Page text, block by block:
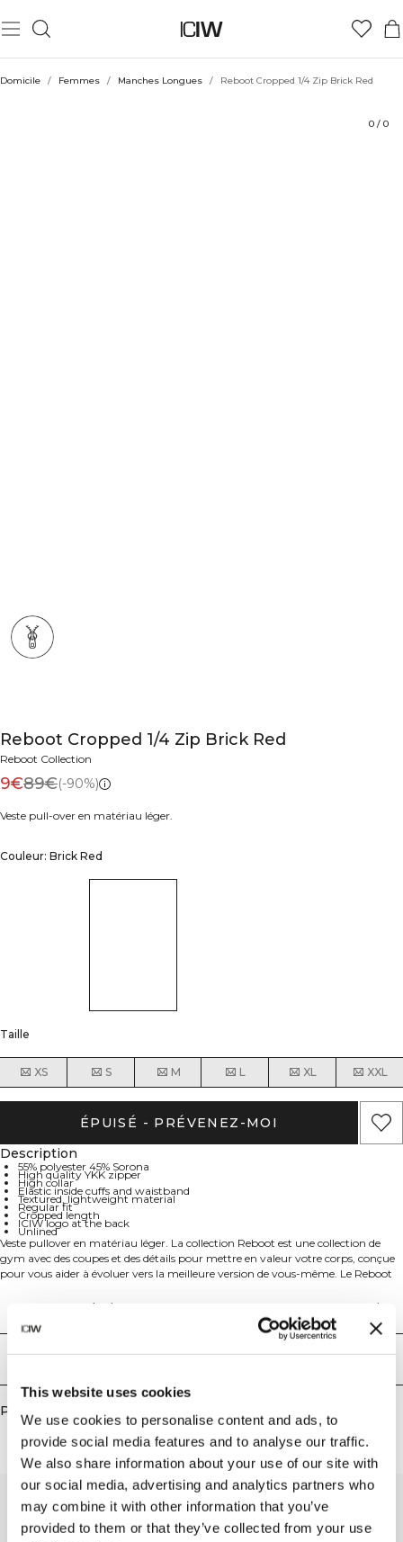
This website uses cookies
We use cookies to personalise content and ads, to
provide social media features and to analyse our traffic.
We also share information about your use of our site with
our social media, advertising and analytics partners who
may combine it with other information that you’ve
provided to them or that they’ve collected from your use
Domicile / Femmes / Manches Longues / Reboot Cropped 1/4 Zip Brick Red
0 / 0
Reboot Cropped 1/4 Zip Brick Red
Reboot Collection
9€89€(-90%)
Veste pull-over en matériau léger.
Couleur: Brick Red
Taille
XS S M L XL XXL
ÉPUISÉ - PRÉVENEZ-MOI
Description
55% polyester 45% Sorona
High quality YKK zipper
High collar
Elastic inside cuffs and waistband
Textured, lightweight material
Regular fit
Cropped length
ICIW logo at the back
Unlined
Veste pullover en matériau léger. La collection Reboot est une collection de
gym avec des coupes et des détails pour mettre en valeur votre corps, conçue
pour vous aider à évoluer vers la meilleure version de vous-même. Le Reboot
récupération. Le matériau est léger avec une finition texturée. Fermeture éclair
YKK de haute qualité à l'avant et col montant. Poignets et ceinture élastiques
pour un ajustement parfait. Logo ICIW au dos avec élastique à l'intérieur des
Aspects techniques
Livraison & retours
Produits similaires